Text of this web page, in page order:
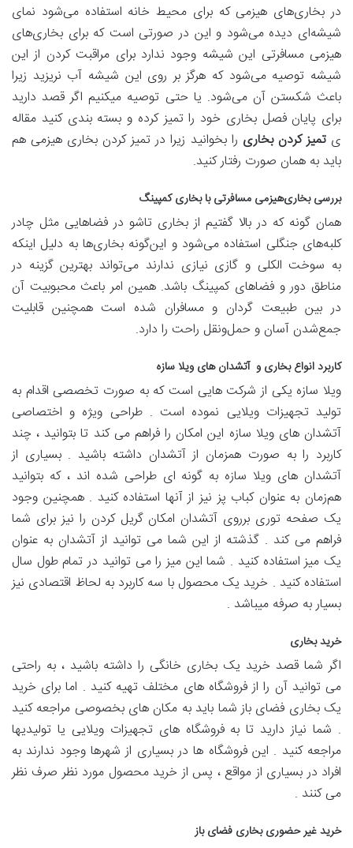
در بخاری‌های هیزمی که برای محیط خانه استفاده می‌شود نمای
شیشه‌ای دیده می‌شود و این در صورتی است که برای بخاری‌های
هیزمی مسافرتی این شیشه وجود ندارد برای مراقبت کردن از این
شیشه توصیه می‌شود که هرگز بر روی این شیشه آب نریزید زیرا
باعث شکستن آن می‌شود. یا حتی توصیه میکنیم اگر قصد دارید
برای پایان فصل بخاری خود را تمیز کرده و بسته بندی کنید مقاله
یتمیز کردن بخاری را بخوانید زیرا در تمیز کردن بخاری هیزمی هم
باید به همان صورت رفتار کنید.
بررسی بخاری‌هیزمی مسافرتی با بخاری کمپینگ
همان گونه که در بالا گفتیم از بخاری تاشو در فضاهایی مثل چادر
کلبه‌های جنگلی استفاده می‌شود و این‌گونه بخاری‌ها به دلیل اینکه
به سوخت الکلی و گازی نیازی ندارند می‌تواند بهترین گزینه در
مناطق دور و فضاهای کمپینگ باشد. همین امر باعث محبوبیت آن
در بین طبیعت گردان و مسافران شده است همچنین قابلیت
جمع‌شدن آسان و حمل‌ونقل راحت را دارد.
کاربرد انواع بخاری و آتشدان های ویلا سازه
ویلا سازه یکی از شرکت هایی است که به صورت تخصصی اقدام به
تولید تجهیزات ویلایی نموده است . طراحی ویژه و اختصاصی
آتشدان های ویلا سازه این امکان را فراهم می کند تا بتوانید ، چند
کاربرد را به صورت همزمان از آتشدان داشته باشید . بسیاری از
آتشدان های ویلا سازه به گونه ای طراحی شده اند ، که بتوانید
هم‌زمان به عنوان کباب پز نیز از آنها استفاده کنید . همچنین وجود
یک صفحه توری برروی آتشدان امکان گریل کردن را نیز برای شما
فراهم می کند . گذشته از این شما می توانید از آتشدان به عنوان
یک میز استفاده کنید . شما این میز را می توانید در تمام طول سال
استفاده کنید . خرید یک محصول با سه کاربرد به لحاظ اقتصادی نیز
بسیار به صرفه میباشد .
خرید بخاری
اگر شما قصد خرید یک بخاری خانگی را داشته باشید ، به راحتی
می توانید آن را از فروشگاه های مختلف تهیه کنید . اما برای خرید
یک بخاری فضای باز شما باید به مکان های بخصوصی مراجعه کنید
. شما نیاز دارید تا به فروشگاه های تجهیزات ویلایی یا تولیدیها
مراجعه کنید . این فروشگاه ها در بسیاری از شهرها وجود ندارند به
افراد در بسیاری از مواقع ، پس از خرید محصول مورد نظر صرف نظر
می کنند .
خرید غیر حضوری بخاری فضای باز